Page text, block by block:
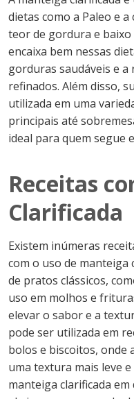
dietas como a Paleo e
teor de gordura e baixo
encaixa bem nessas
gorduras saudáveis e
refinados. Além disso,
utilizada em uma
principais até
ideal para quem segue
Receitas
Clarificada
Existem inúmeras
com o uso de manteiga
de pratos clássicos,
uso em molhos e
elevar o sabor e a
pode ser utilizada em
bolos e biscoitos,
uma textura mais leve
manteiga clarificada